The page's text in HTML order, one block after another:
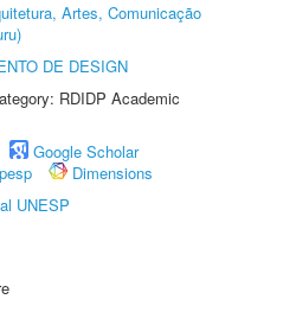
Artes, Comunicação
DE DESIGN
RDIDP Academic
Google Scholar
Dimensions
UNESP